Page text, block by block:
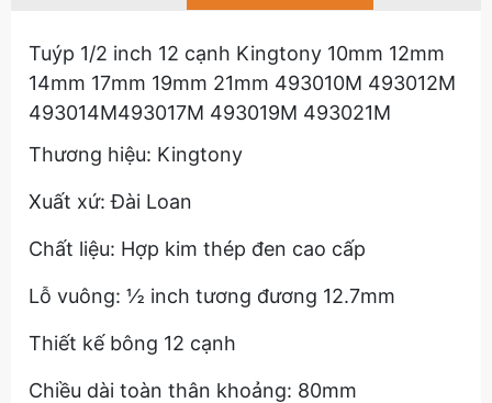
Tuýp 1/2 inch 12 cạnh Kingtony 10mm 12mm
14mm 17mm 19mm 21mm 493010M 493012M
493014M493017M 493019M 493021M
Thương hiệu: Kingtony
Xuất xứ: Đài Loan
Chất liệu: Hợp kim thép đen cao cấp
Lỗ vuông: ½ inch tương đương 12.7mm
Thiết kế bông 12 cạnh
Chiều dài toàn thân khoảng: 80mm